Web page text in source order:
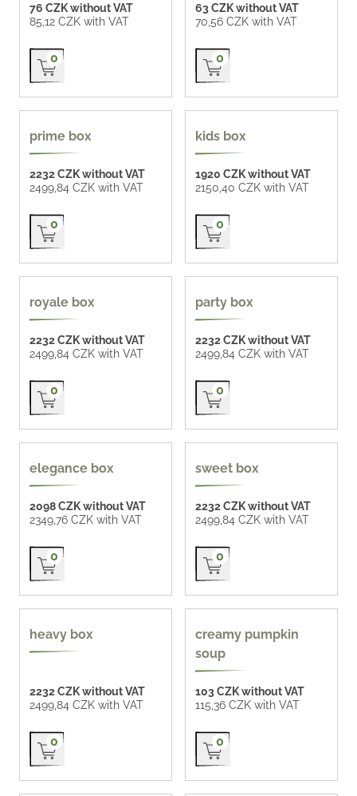
76 CZK without VAT
85,12 CZK with VAT
Přidat do košíku
0
63 CZK without VAT
70,56 CZK with VAT
Přidat do košíku
0
prime box
2232 CZK without VAT
2499,84 CZK with VAT
Přidat do košíku
0
kids box
1920 CZK without VAT
2150,40 CZK with VAT
Přidat do košíku
0
royale box
2232 CZK without VAT
2499,84 CZK with VAT
Přidat do košíku
0
party box
2232 CZK without VAT
2499,84 CZK with VAT
Přidat do košíku
0
elegance box
2098 CZK without VAT
2349,76 CZK with VAT
Přidat do košíku
0
sweet box
2232 CZK without VAT
2499,84 CZK with VAT
Přidat do košíku
0
heavy box
2232 CZK without VAT
2499,84 CZK with VAT
Přidat do košíku
0
creamy pumpkin
soup
103 CZK without VAT
115,36 CZK with VAT
Přidat do košíku
0